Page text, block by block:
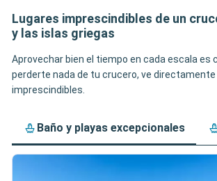
Lugares imprescindibles de un
y las islas griegas
Aprovechar bien el tiempo en cada escala es
perderte nada de tu crucero, ve
imprescindibles.
Baño y playas excepcionales